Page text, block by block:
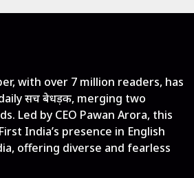
with over 7 million readers, has
सच बेधड़क, merging two
Led by CEO Pawan Arora, this
India’s presence in English
offering diverse and fearless